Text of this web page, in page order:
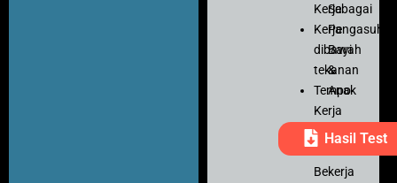
Kerja
Kerja
dibawah
tekanan
Tempo
Kerja
Ketelitian
Motivasi
Bekerja
Sebagai
Pengasuh
Bayi
&
Anak
Hasil Test